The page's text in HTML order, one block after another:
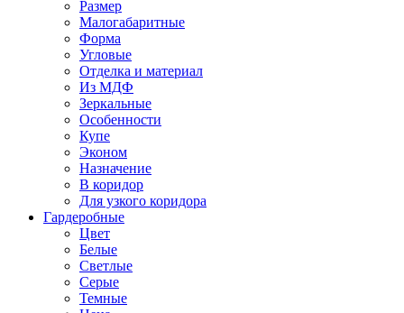
Размер
Малогабаритные
Форма
Угловые
Отделка и материал
Из МДФ
Зеркальные
Особенности
Купе
Эконом
Назначение
В коридор
Для узкого коридора
Гардеробные
Цвет
Белые
Светлые
Серые
Темные